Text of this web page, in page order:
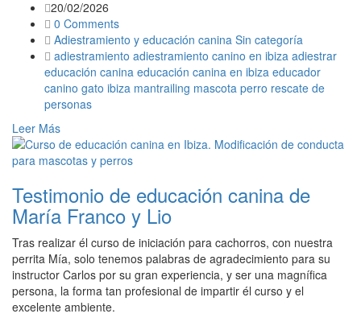
20/02/2026
0 Comments
Adiestramiento y educación canina Sin categoría
adiestramiento adiestramiento canino en ibiza adiestrar
educación canina educación canina en ibiza educador
canino gato ibiza mantrailing mascota perro rescate de
personas
Leer Más
Testimonio de educación canina de
María Franco y Lio
Tras realizar él curso de iniciación para cachorros, con nuestra
perrita Mía, solo tenemos palabras de agradecimiento para su
instructor Carlos por su gran experiencia, y ser una magnífica
persona, la forma tan profesional de impartir él curso y el
excelente ambiente.